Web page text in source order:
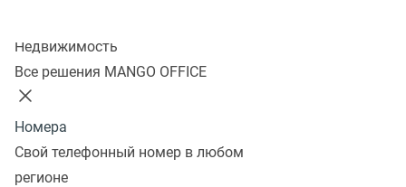
Недвижимость
Все решения MANGO OFFICE
Номера
Свой телефонный номер в любом
регионе